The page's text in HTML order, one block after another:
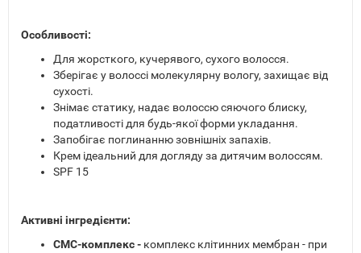
Особливості:
Для жорсткого, кучерявого, сухого волосся.
Зберігає у волоссі молекулярну вологу, захищає від
сухості.
Знімає статику, надає волоссю сяючого блиску,
податливості для будь-якої форми укладання.
Запобігає поглинанню зовнішніх запахів.
Крем ідеальний для догляду за дитячим волоссям.
SPF 15
Активні інгредієнти:
СМС-комплекс - комплекс клітинних мембран - при